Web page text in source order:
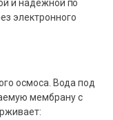
и надёжной по
электронного
осмоса. Вода под
мембрану с